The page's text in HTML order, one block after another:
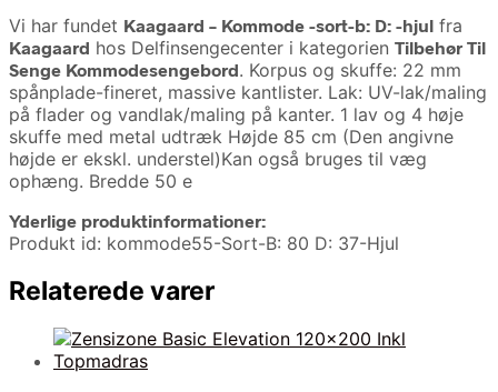
Vi har fundet Kaagaard – Kommode -sort-b: D: -hjul fra
Kaagaard hos Delfinsengecenter i kategorien Tilbehør Til
Senge Kommodesengebord. Korpus og skuffe: 22 mm
spånplade-fineret, massive kantlister. Lak: UV-lak/maling
på flader og vandlak/maling på kanter. 1 lav og 4 høje
skuffe med metal udtræk Højde 85 cm (Den angivne
højde er ekskl. understel)Kan også bruges til væg
ophæng. Bredde 50 e
Yderlige produktinformationer:
Produkt id: kommode55-Sort-B: 80 D: 37-Hjul
Relaterede varer